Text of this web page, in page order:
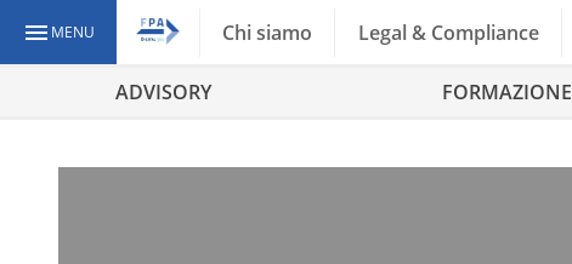
MENU Chi siamo Legal & Compliance
ADVISORY FORMAZIONE